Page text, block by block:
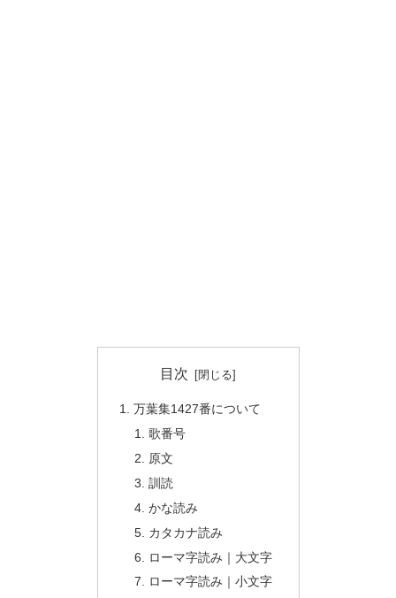
目次
万葉集1427番について
歌番号
原文
訓読
かな読み
カタカナ読み
ローマ字読み｜大文字
ローマ字読み｜小文字